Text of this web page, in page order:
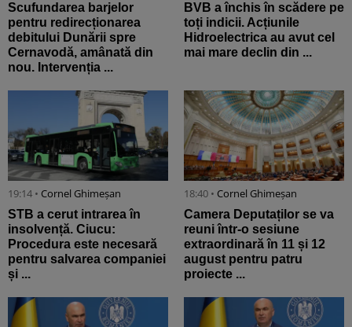
Scufundarea barjelor
pentru redirecționarea
debitului Dunării spre
Cernavodă, amânată din
nou. Intervenția ...
BVB a închis în scădere pe
toți indicii. Acțiunile
Hidroelectrica au avut cel
mai mare declin din ...
19:14 • Cornel Ghimeșan
STB a cerut intrarea în
insolvență. Ciucu:
Procedura este necesară
pentru salvarea companiei
și ...
18:40 • Cornel Ghimeșan
Camera Deputaților se va
reuni într-o sesiune
extraordinară în 11 și 12
august pentru patru
proiecte ...